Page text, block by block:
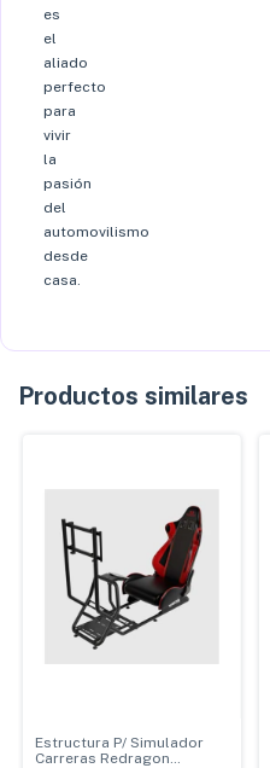
es
el
aliado
perfecto
para
vivir
la
pasión
del
automovilismo
desde
casa.
Productos similares
Estructura P/ Simulador
Carreras Redragon